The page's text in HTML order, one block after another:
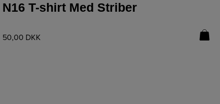
N16 T-shirt Med Striber
50,00 DKK